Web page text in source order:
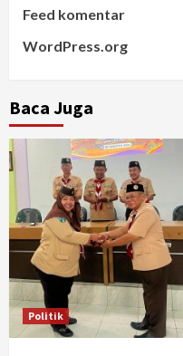
Feed komentar
WordPress.org
Baca Juga
Politik